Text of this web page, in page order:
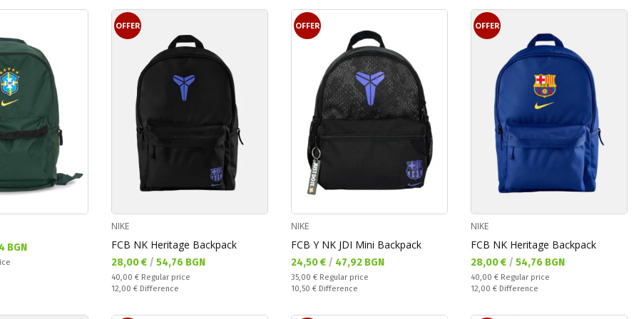
BGN
OFFER
NIKE
FCB NK Heritage Backpack
Текуща цена:
28,00 € / 54,76 BGN
Regular price:
40,00 € Regular price
Спестявате:
12,00 € Difference
OFFER
NIKE
FCB Y NK JDI Mini Backpack
Текуща цена:
24,50 € / 47,92 BGN
Regular price:
35,00 € Regular price
Спестявате:
10,50 € Difference
OFFER
NIKE
FCB NK Heritage Backpack
Текуща цена:
28,00 € / 54,76 BGN
Regular price:
40,00 € Regular price
Спестявате:
12,00 € Difference